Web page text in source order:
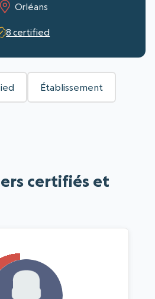
Orléans
8 certified
Établissement
certifiés et